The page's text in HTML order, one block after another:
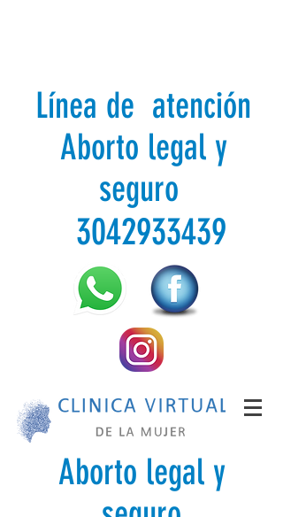
Línea de atención
Aborto legal y
seguro
3042933439
Aborto legal y